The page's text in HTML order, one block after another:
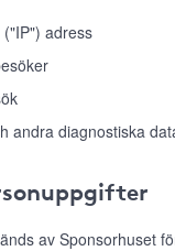
adress
andra diagnostiska
av Sponsorhuset